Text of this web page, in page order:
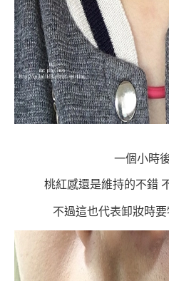
一個小時
桃紅感還是維持的不錯
不過這也代表卸妝時